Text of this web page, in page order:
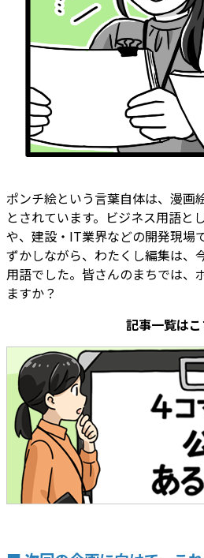
ポンチ絵という言葉自体は、漫画
とされています。ビジネス用語と
や、建設・IT業界などの開発現場
ずかしながら、わたくし編集は、
用語でした。皆さんのまちでは、
ますか？
記事一覧は